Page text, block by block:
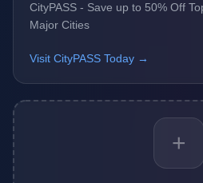
CityPASS - Save up to 50% Off
Major Cities
Visit CityPASS Today →
+